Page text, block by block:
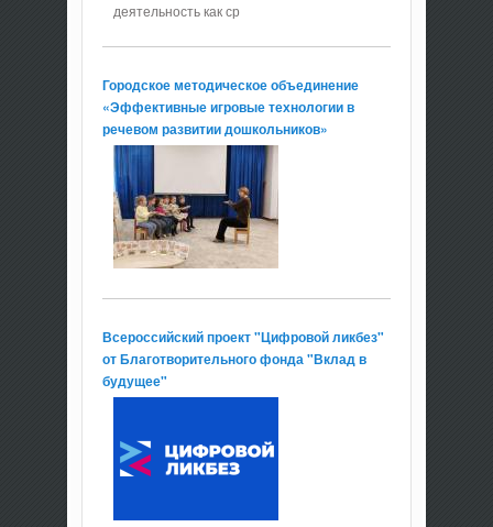
деятельность как ср
Городское методическое объединение
«Эффективные игровые технологии в
речевом развитии дошкольников»
Всероссийский проект "Цифровой ликбез"
от Благотворительного фонда "Вклад в
будущее"